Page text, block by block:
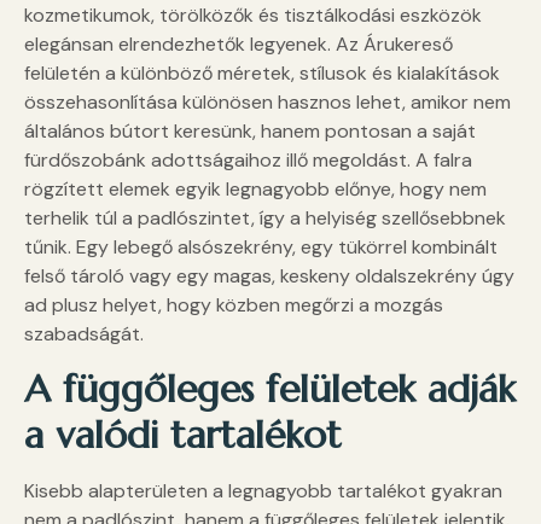
kozmetikumok, törölközők és tisztálkodási eszközök
elegánsan elrendezhetők legyenek. Az Árukereső
felületén a különböző méretek, stílusok és kialakítások
összehasonlítása különösen hasznos lehet, amikor nem
általános bútort keresünk, hanem pontosan a saját
fürdőszobánk adottságaihoz illő megoldást. A falra
rögzített elemek egyik legnagyobb előnye, hogy nem
terhelik túl a padlószintet, így a helyiség szellősebbnek
tűnik. Egy lebegő alsószekrény, egy tükörrel kombinált
felső tároló vagy egy magas, keskeny oldalszekrény úgy
ad plusz helyet, hogy közben megőrzi a mozgás
szabadságát.
A függőleges felületek adják
a valódi tartalékot
Kisebb alapterületen a legnagyobb tartalékot gyakran